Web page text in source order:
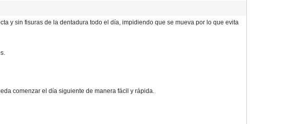
y sin fisuras de la dentadura todo el día, impidiendo que se mueva por lo que evita
comenzar el día siguiente de manera fácil y rápida.